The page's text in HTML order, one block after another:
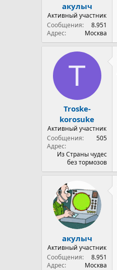
акулыч
Активный участник
Сообщения
8.951
Адрес
Москва
T
Troske-
korosuke
Активный участник
Сообщения
505
Адрес
Из Страны чудес
без тормозов
акулыч
Активный участник
Сообщения
8.951
Адрес
Москва